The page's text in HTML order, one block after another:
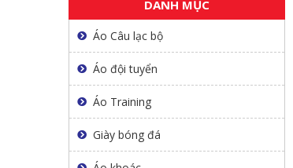
DANH MỤC
Áo Câu lạc bộ
Áo đội tuyển
Áo Training
Giày bóng đá